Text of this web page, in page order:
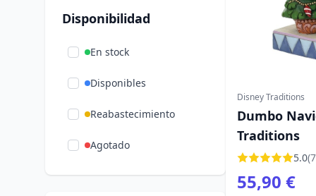
Disponibilidad
En stock
Disponibles
Reabastecimiento
Agotado
Disney Traditions
Dumbo
Traditions
5.0
55,90 €